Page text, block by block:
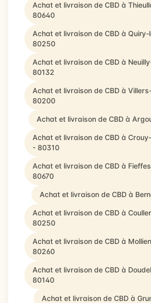
Achat et livraison de CBD à
80640
Achat et livraison de CBD à
80250
Achat et livraison de CBD à
80132
Achat et livraison de CBD à
80200
Achat et livraison de CBD à
Achat et livraison de CBD à
- 80310
Achat et livraison de CBD à
80670
Achat et livraison de CBD à
Achat et livraison de CBD à
80250
Achat et livraison de CBD à
80260
Achat et livraison de CBD à
80140
Achat et livraison de CBD à